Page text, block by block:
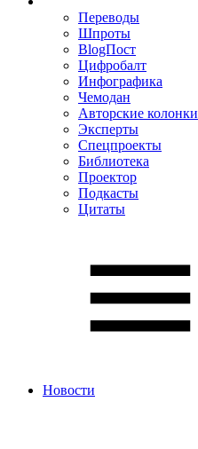
Переводы
Шпроты
BlogПост
Цифробалт
Инфографика
Чемодан
Авторские колонки
Эксперты
Спецпроекты
Библиотека
Проектор
Подкасты
Цитаты
Новости